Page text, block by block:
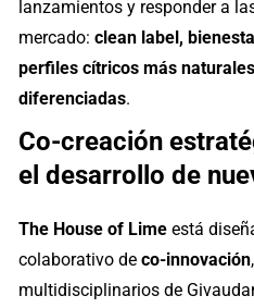
lanzamientos y responder a
mercado:clean label,
perfiles cítricos más
diferenciadas.
Co-creación
el desarrollo de
The House of Lime está
colaborativo deco-innovación
multidisciplinarios de